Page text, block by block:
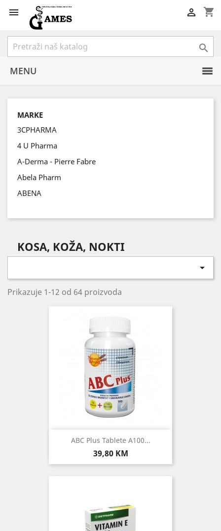
 shopping_cart


MENU
MARKE
3CPHARMA
4 U Pharma
A-Derma - Pierre Fabre
Abela Pharm
ABENA
KOSA, KOŽA, NOKTI

Prikazuje 1-12 od 64 proizvoda
ABC Plus Tablete A100...
Cijena
39,80 KM